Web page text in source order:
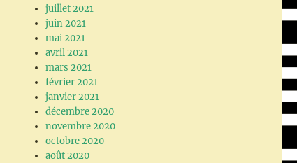
juillet 2021
juin 2021
mai 2021
avril 2021
mars 2021
février 2021
janvier 2021
décembre 2020
novembre 2020
octobre 2020
août 2020